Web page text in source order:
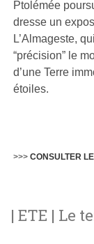
Ptolémée
dresse un
L’Almageste,
“précision” le
d’une Terre
étoiles.
>>> CONSULTER
| ETE | Le